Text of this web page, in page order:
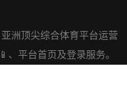
洲顶尖综合体育平台运营
、平台首页及登录服务。